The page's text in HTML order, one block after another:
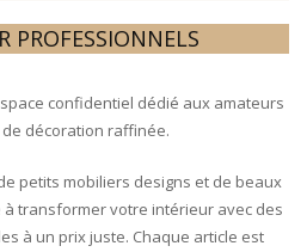
PROFESSIONNELS
confidentiel dédié aux amateurs
décoration raffinée.
petits mobiliers designs et de beaux
transformer votre intérieur avec des
à un prix juste. Chaque article est